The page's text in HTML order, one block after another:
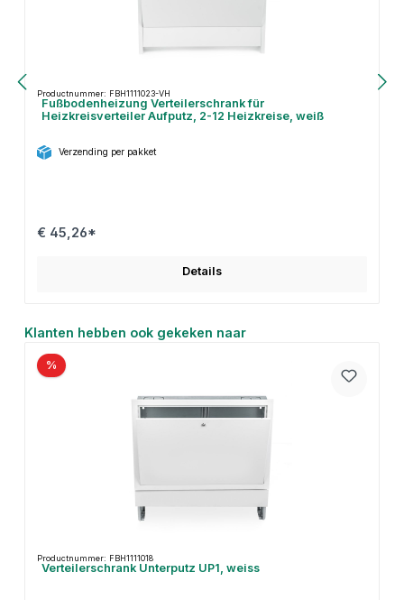
Productnummer: FBH1111023-VH
Fußbodenheizung Verteilerschrank für
Heizkreisverteiler Aufputz, 2-12 Heizkreise, weiß
Verzending per pakket
€ 45,26*
Details
Productgalerij overslaan
Klanten hebben ook gekeken naar
%
Productnummer: FBH1111018
Verteilerschrank Unterputz UP1, weiss